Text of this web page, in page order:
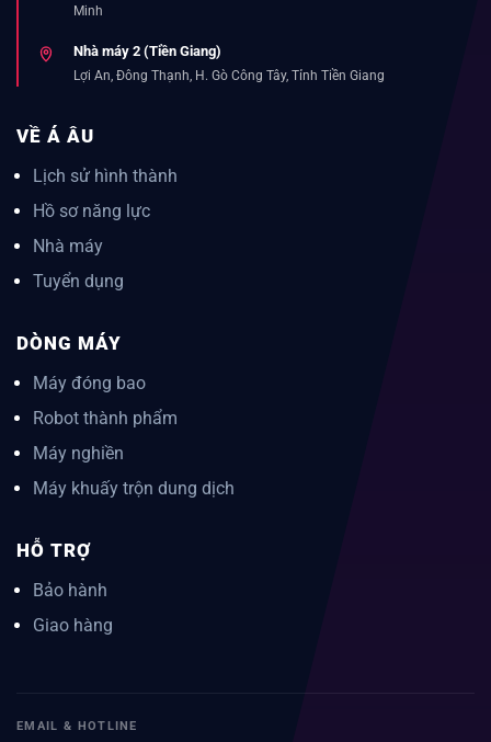
Minh
Nhà máy 2 (Tiền Giang)
Lợi An, Đông Thạnh, H. Gò Công Tây, Tỉnh Tiền Giang
VỀ Á ÂU
Lịch sử hình thành
Hồ sơ năng lực
Nhà máy
Tuyển dụng
DÒNG MÁY
Máy đóng bao
Robot thành phẩm
Máy nghiền
Máy khuấy trộn dung dịch
HỖ TRỢ
Bảo hành
Giao hàng
EMAIL & HOTLINE